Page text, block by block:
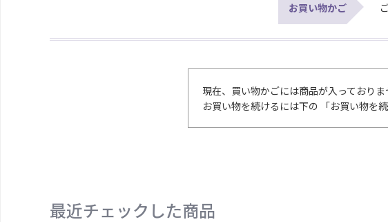
お買い物かご
現在、買い物かごには商品が入っておりま
お買い物を続けるには下の 「お買い物を
最近チェックした商品